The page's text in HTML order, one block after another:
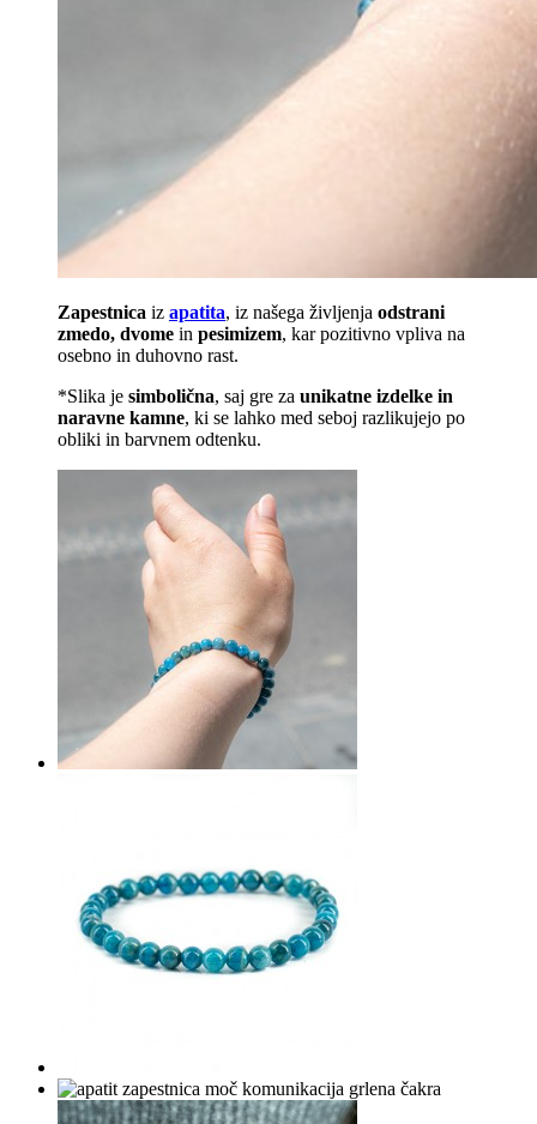
Zapestnica iz apatita, iz našega življenja odstrani
zmedo, dvome in pesimizem, kar pozitivno vpliva na
osebno in duhovno rast.
*Slika je simbolična, saj gre za unikatne izdelke in
naravne kamne, ki se lahko med seboj razlikujejo po
obliki in barvnem odtenku.